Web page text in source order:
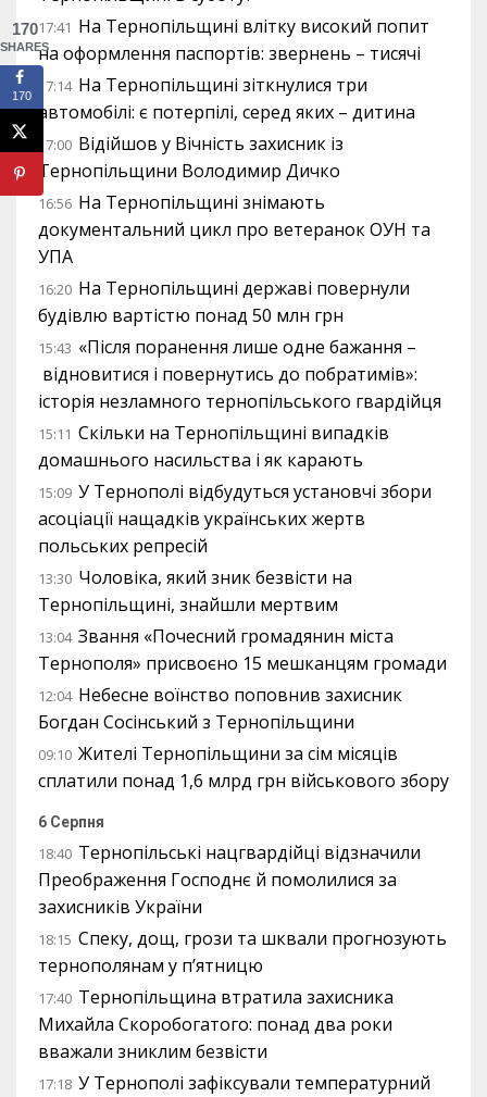
17:41 На Тернопільщині влітку високий попит
на оформлення паспортів: звернень – тисячі
17:14 На Тернопільщині зіткнулися три
автомобілі: є потерпілі, серед яких – дитина
17:00 Відійшов у Вічність захисник із
Тернопільщини Володимир Дичко
16:56 На Тернопільщині знімають
документальний цикл про ветеранок ОУН та
УПА
16:20 На Тернопільщині державі повернули
будівлю вартістю понад 50 млн грн
15:43 «Після поранення лише одне бажання –
відновитися і повернутись до побратимів»:
історія незламного тернопільського гвардійця
15:11 Скільки на Тернопільщині випадків
домашнього насильства і як карають
15:09 У Тернополі відбудуться установчі збори
асоціації нащадків українських жертв
польських репресій
13:30 Чоловіка, який зник безвісти на
Тернопільщині, знайшли мертвим
13:04 Звання «Почесний громадянин міста
Тернополя» присвоєно 15 мешканцям громади
12:04 Небесне воїнство поповнив захисник
Богдан Сосінський з Тернопільщини
09:10 Жителі Тернопільщини за сім місяців
сплатили понад 1,6 млрд грн військового збору
6 Серпня
18:40 Тернопільські нацгвардійці відзначили
Преображення Господнє й помолилися за
захисників України
18:15 Спеку, дощ, грози та шквали прогнозують
тернополянам у п’ятницю
17:40 Тернопільщина втратила захисника
Михайла Скоробогатого: понад два роки
вважали зниклим безвісти
17:18 У Тернополі зафіксували температурний
170
SHARES
170